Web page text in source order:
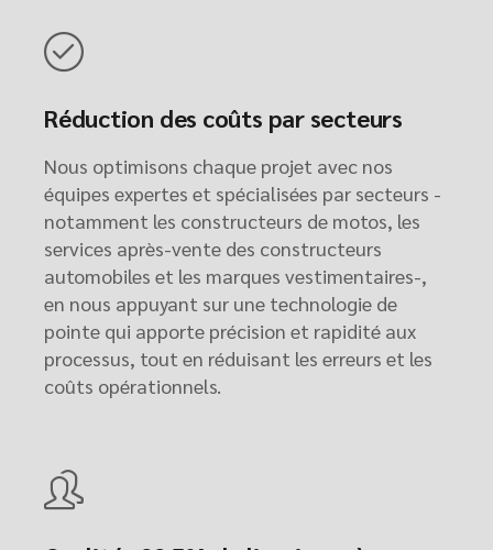
Réduction des coûts par secteurs
Nous optimisons chaque projet avec nos
équipes expertes et spécialisées par secteurs -
notamment les constructeurs de motos, les
services après-vente des constructeurs
automobiles et les marques vestimentaires-,
en nous appuyant sur une technologie de
pointe qui apporte précision et rapidité aux
processus, tout en réduisant les erreurs et les
coûts opérationnels.